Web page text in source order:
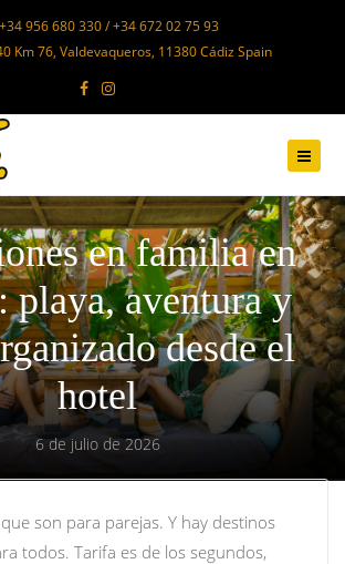
+34 956 680 330 / +34 672 02 75 93
Km 76, Valdevaqueros, 11380 Cádiz Spain
en familia en
playa, aventura y
desde el
hotel
6 de julio de 2026
son para parejas. Y hay destinos
todos. Tarifa es de los segundos,